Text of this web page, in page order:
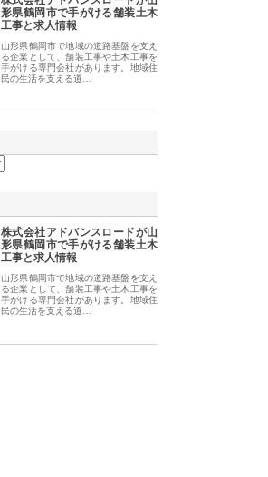
形県鶴岡市で手がける舗装土木
工事と求人情報
山形県鶴岡市で地域の道路基盤を支え
る企業として、舗装工事や土木工事を
手がける専門会社があります。地域住
民の生活を支える道…
株式会社アドバンスロードが山
形県鶴岡市で手がける舗装土木
工事と求人情報
山形県鶴岡市で地域の道路基盤を支え
る企業として、舗装工事や土木工事を
手がける専門会社があります。地域住
民の生活を支える道…